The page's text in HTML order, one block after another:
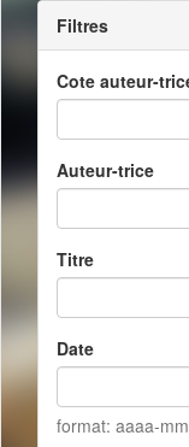
Filtres
Cote auteur-
Auteur-trice
Titre
Date
format: aaaa-